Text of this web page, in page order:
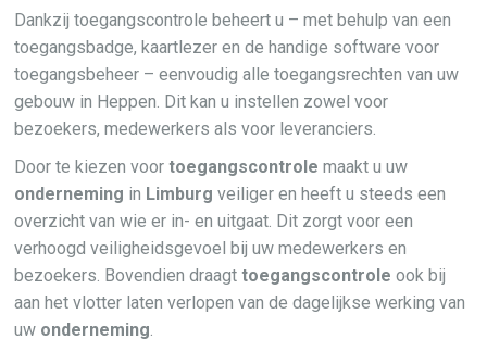
Dankzij toegangscontrole beheert u – met behulp van een
toegangsbadge, kaartlezer en de handige software voor
toegangsbeheer – eenvoudig alle toegangsrechten van uw
gebouw in Heppen. Dit kan u instellen zowel voor
bezoekers, medewerkers als voor leveranciers.
Door te kiezen voortoegangscontrole maakt u uw
onderneming in Limburg veiliger en heeft u steeds een
overzicht van wie er in- en uitgaat. Dit zorgt voor een
verhoogd veiligheidsgevoel bij uw medewerkers en
bezoekers. Bovendien draagttoegangscontrole ook bij
aan het vlotter laten verlopen van de dagelijkse werking van
uw onderneming.